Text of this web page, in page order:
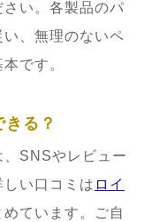
い。各製品のパ
、無理のないペ
です。
る？
、SNSやレビュー
い口コミは ロイ
めています。ご自